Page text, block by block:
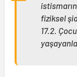
fiziksel
17.2.